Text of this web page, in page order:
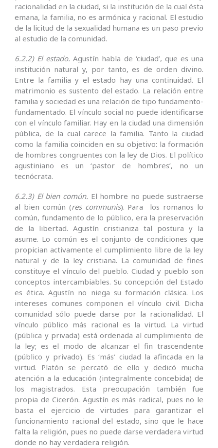
racionalidad en la ciudad, si la institución de la cual ésta
emana, la familia, no es armónica y racional. El estudio
de la licitud de la sexualidad humana es un paso previo
al estudio de la comunidad.
6.2.2) El estado. Agustín habla de ‘ciudad’, que es una
institución natural y, por tanto, es de orden divino.
Entre la familia y el estado hay una continuidad. El
matrimonio es sustento del estado. La relación entre
familia y sociedad es una relación de tipo fundamento-
fundamentado. El vínculo social no puede identificarse
con el vínculo familiar. Hay en la ciudad una dimensión
pública, de la cual carece la familia. Tanto la ciudad
como la familia coinciden en su objetivo: la formación
de hombres congruentes con la ley de Dios. El político
agustiniano es un ‘pastor de hombres’, no un
tecnócrata.
6.2.3) El bien común. El hombre no puede sustraerse
al bien común (res communis). Para los romanos lo
común, fundamento de lo público, era la preservación
de la libertad. Agustín cristianiza tal postura y la
asume. Lo común es el conjunto de condiciones que
propician activamente el cumplimiento libre de la ley
natural y de la ley cristiana. La comunidad de fines
constituye el vínculo del pueblo. Ciudad y pueblo son
conceptos intercambiables. Su concepción del Estado
es ética. Agustín no niega su formación clásica. Los
intereses comunes componen el vínculo civil. Dicha
comunidad sólo puede darse por la racionalidad. El
vínculo público más racional es la virtud. La virtud
(pública y privada) está ordenada al cumplimiento de
la ley; es el modo de alcanzar el fin trascendente
(público y privado). Es ‘más’ ciudad la afincada en la
virtud. Platón se percató de ello y dedicó mucha
atención a la educación (integralmente concebida) de
los magistrados. Esta preocupación también fue
propia de Cicerón. Agustín es más radical, pues no le
basta el ejercicio de virtudes para garantizar el
funcionamiento racional del estado, sino que le hace
falta la religión, pues no puede darse verdadera virtud
donde no hay verdadera religión.